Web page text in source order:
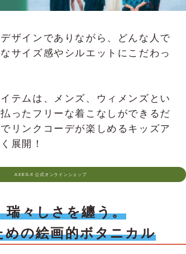
ザインでありながら、どんな人で
サイズ感やシルエットにこだわっ
テムは、メンズ、ウィメンズとい
ったフリーな着こなしができるだ
リンクコーデが楽しめるキッズア
展開！
AXES-X 公式オンラインショップ
々しさを纏う。
めの絵画的ボタニカル